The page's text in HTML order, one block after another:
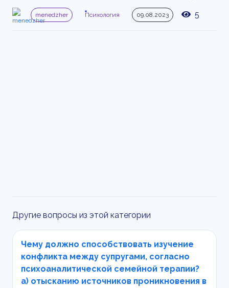
menedzher Психология 09.08.2023 5
Другие вопросы из этой категории
Чему должно способствовать изучение
конфликта между супругами, согласно
психоаналитической семейной терапии?
а) отысканию источников проникновения в